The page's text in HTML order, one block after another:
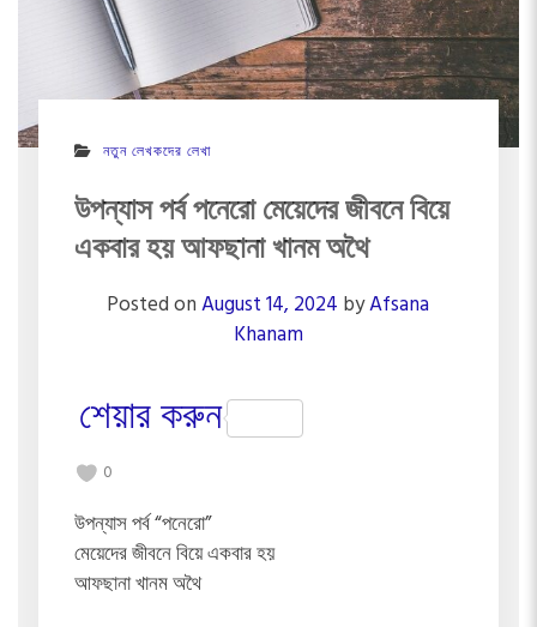
নতুন লেখকদের লেখা
উপন্যাস পর্ব পনেরো মেয়েদের জীবনে বিয়ে
একবার হয় আফছানা খানম অথৈ
Posted onAugust 14, 2024 byAfsana
Khanam
শেয়ার করুন
0
উপন্যাস পর্ব “পনেরো”
মেয়েদের জীবনে বিয়ে একবার হয়
আফছানা খানম অথৈ